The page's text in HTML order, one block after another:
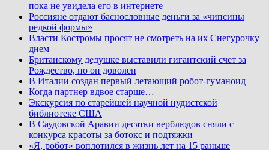
пока не увидела его в интернете
Россияне отдают баснословные деньги за «чипсины
редкой формы»
Власти Костромы просят не смотреть на их Снегурочку
днем
Британскому дедушке выставили гигантский счет за
Рождество, но он доволен
В Италии создан первый летающий робот-гуманоид
Когда партнер вдвое старше…
Экскурсия по старейшей научной нудистской
библиотеке США
В Саудовской Аравии десятки верблюдов сняли с
конкурса красоты за ботокс и подтяжки
«Я, робот» воплотился в жизнь лет на 15 раньше